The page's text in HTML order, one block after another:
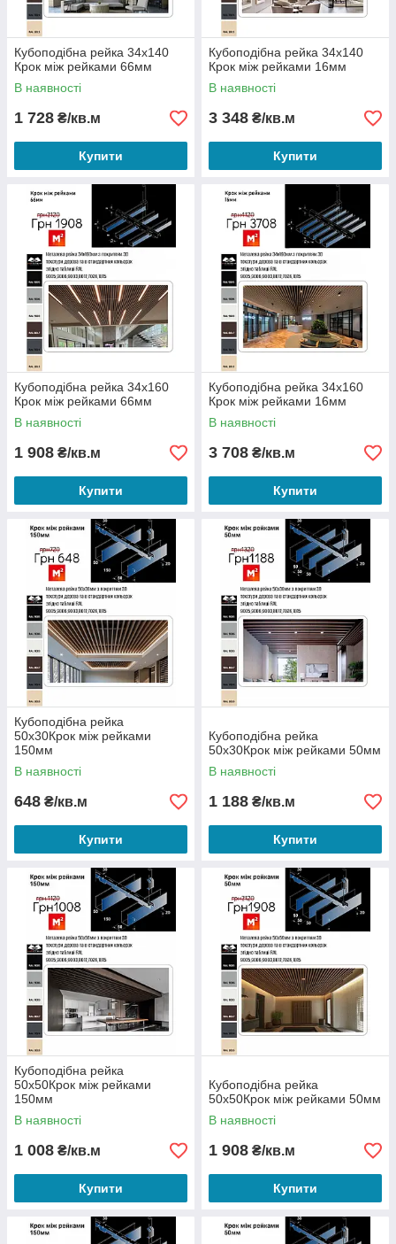
Кубоподібна рейка 34х140
Крок між рейками 66мм
В наявності
1 728 ₴/кв.м
Купити
Кубоподібна рейка 34х140
Крок між рейками 16мм
В наявності
3 348 ₴/кв.м
Купити
Кубоподібна рейка 34х160
Крок між рейками 66мм
В наявності
1 908 ₴/кв.м
Купити
Кубоподібна рейка 34х160
Крок між рейками 16мм
В наявності
3 708 ₴/кв.м
Купити
Кубоподібна рейка
50х30Крок між рейками
150мм
В наявності
648 ₴/кв.м
Купити
Кубоподібна рейка
50х30Крок між рейками 50мм
В наявності
1 188 ₴/кв.м
Купити
Кубоподібна рейка
50х50Крок між рейками
150мм
В наявності
1 008 ₴/кв.м
Купити
Кубоподібна рейка
50х50Крок між рейками 50мм
В наявності
1 908 ₴/кв.м
Купити